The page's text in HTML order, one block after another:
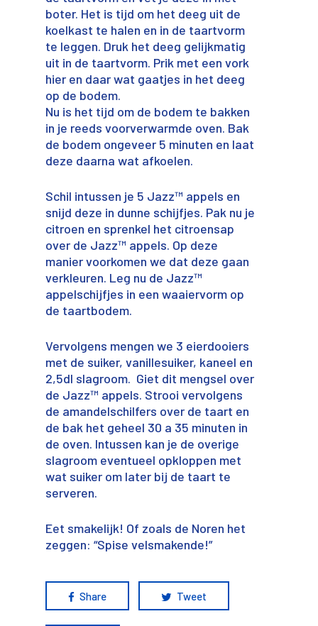
boter. Het is tijd om het deeg uit de
koelkast te halen en in de taartvorm
te leggen. Druk het deeg gelijkmatig
uit in de taartvorm. Prik met een vork
hier en daar wat gaatjes in het deeg
op de bodem.
Nu is het tijd om de bodem te bakken
in je reeds voorverwarmde oven. Bak
de bodem ongeveer 5 minuten en laat
deze daarna wat afkoelen.
Schil intussen je 5 Jazz™ appels en
snijd deze in dunne schijfjes. Pak nu je
citroen en sprenkel het citroensap
over de Jazz™ appels. Op deze
manier voorkomen we dat deze gaan
verkleuren. Leg nu de Jazz™
appelschijfjes in een waaiervorm op
de taartbodem.
Vervolgens mengen we 3 eierdooiers
met de suiker, vanillesuiker, kaneel en
2,5dl slagroom. Giet dit mengsel over
de Jazz™ appels. Strooi vervolgens
de amandelschilfers over de taart en
de bak het geheel 30 a 35 minuten in
de oven. Intussen kan je de overige
slagroom eventueel opkloppen met
wat suiker om later bij de taart te
serveren.
Eet smakelijk! Of zoals de Noren het
zeggen: “Spise velsmakende!”
Share Tweet